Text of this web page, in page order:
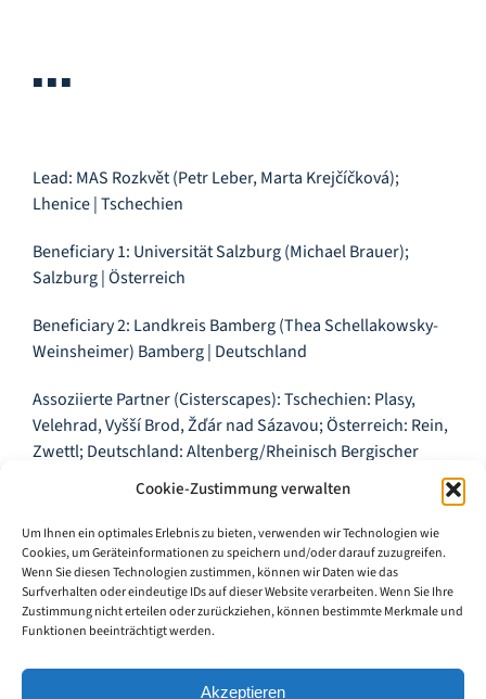
Cookie-Zustimmung verwalten
Um Ihnen ein optimales Erlebnis zu bieten, verwenden wir Technologien wie
Cookies, um Geräteinformationen zu speichern und/oder darauf zuzugreifen.
Wenn Sie diesen Technologien zustimmen, können wir Daten wie das
Surfverhalten oder eindeutige IDs auf dieser Website verarbeiten. Wenn Sie Ihre
Zustimmung nicht erteilen oder zurückziehen, können bestimmte Merkmale und
Funktionen beeinträchtigt werden.
Akzeptieren
■ ■ ■
Lead: MAS Rozkvět (Petr Leber, Marta Krejčíčková);
Lhenice | Tschechien
Beneficiary 1: Universität Salzburg (Michael Brauer);
Salzburg | Österreich
Beneficiary 2: Landkreis Bamberg (Thea Schellakowsky-
Weinsheimer) Bamberg | Deutschland
Assoziierte Partner (Cisterscapes): Tschechien: Plasy,
Velehrad, Vyšší Brod, Žďár nad Sázavou; Österreich: Rein,
Zwettl; Deutschland: Altenberg/Rheinisch Bergischer
Kreis, Bronnbach, Ebrach, Langheim, Maulbronn,
Weiterführende Links:
https://www.masrozkvet.cz/projekty-mas-
1/mezinarodni-projekty-2018-2028/culinary-heritage-of-